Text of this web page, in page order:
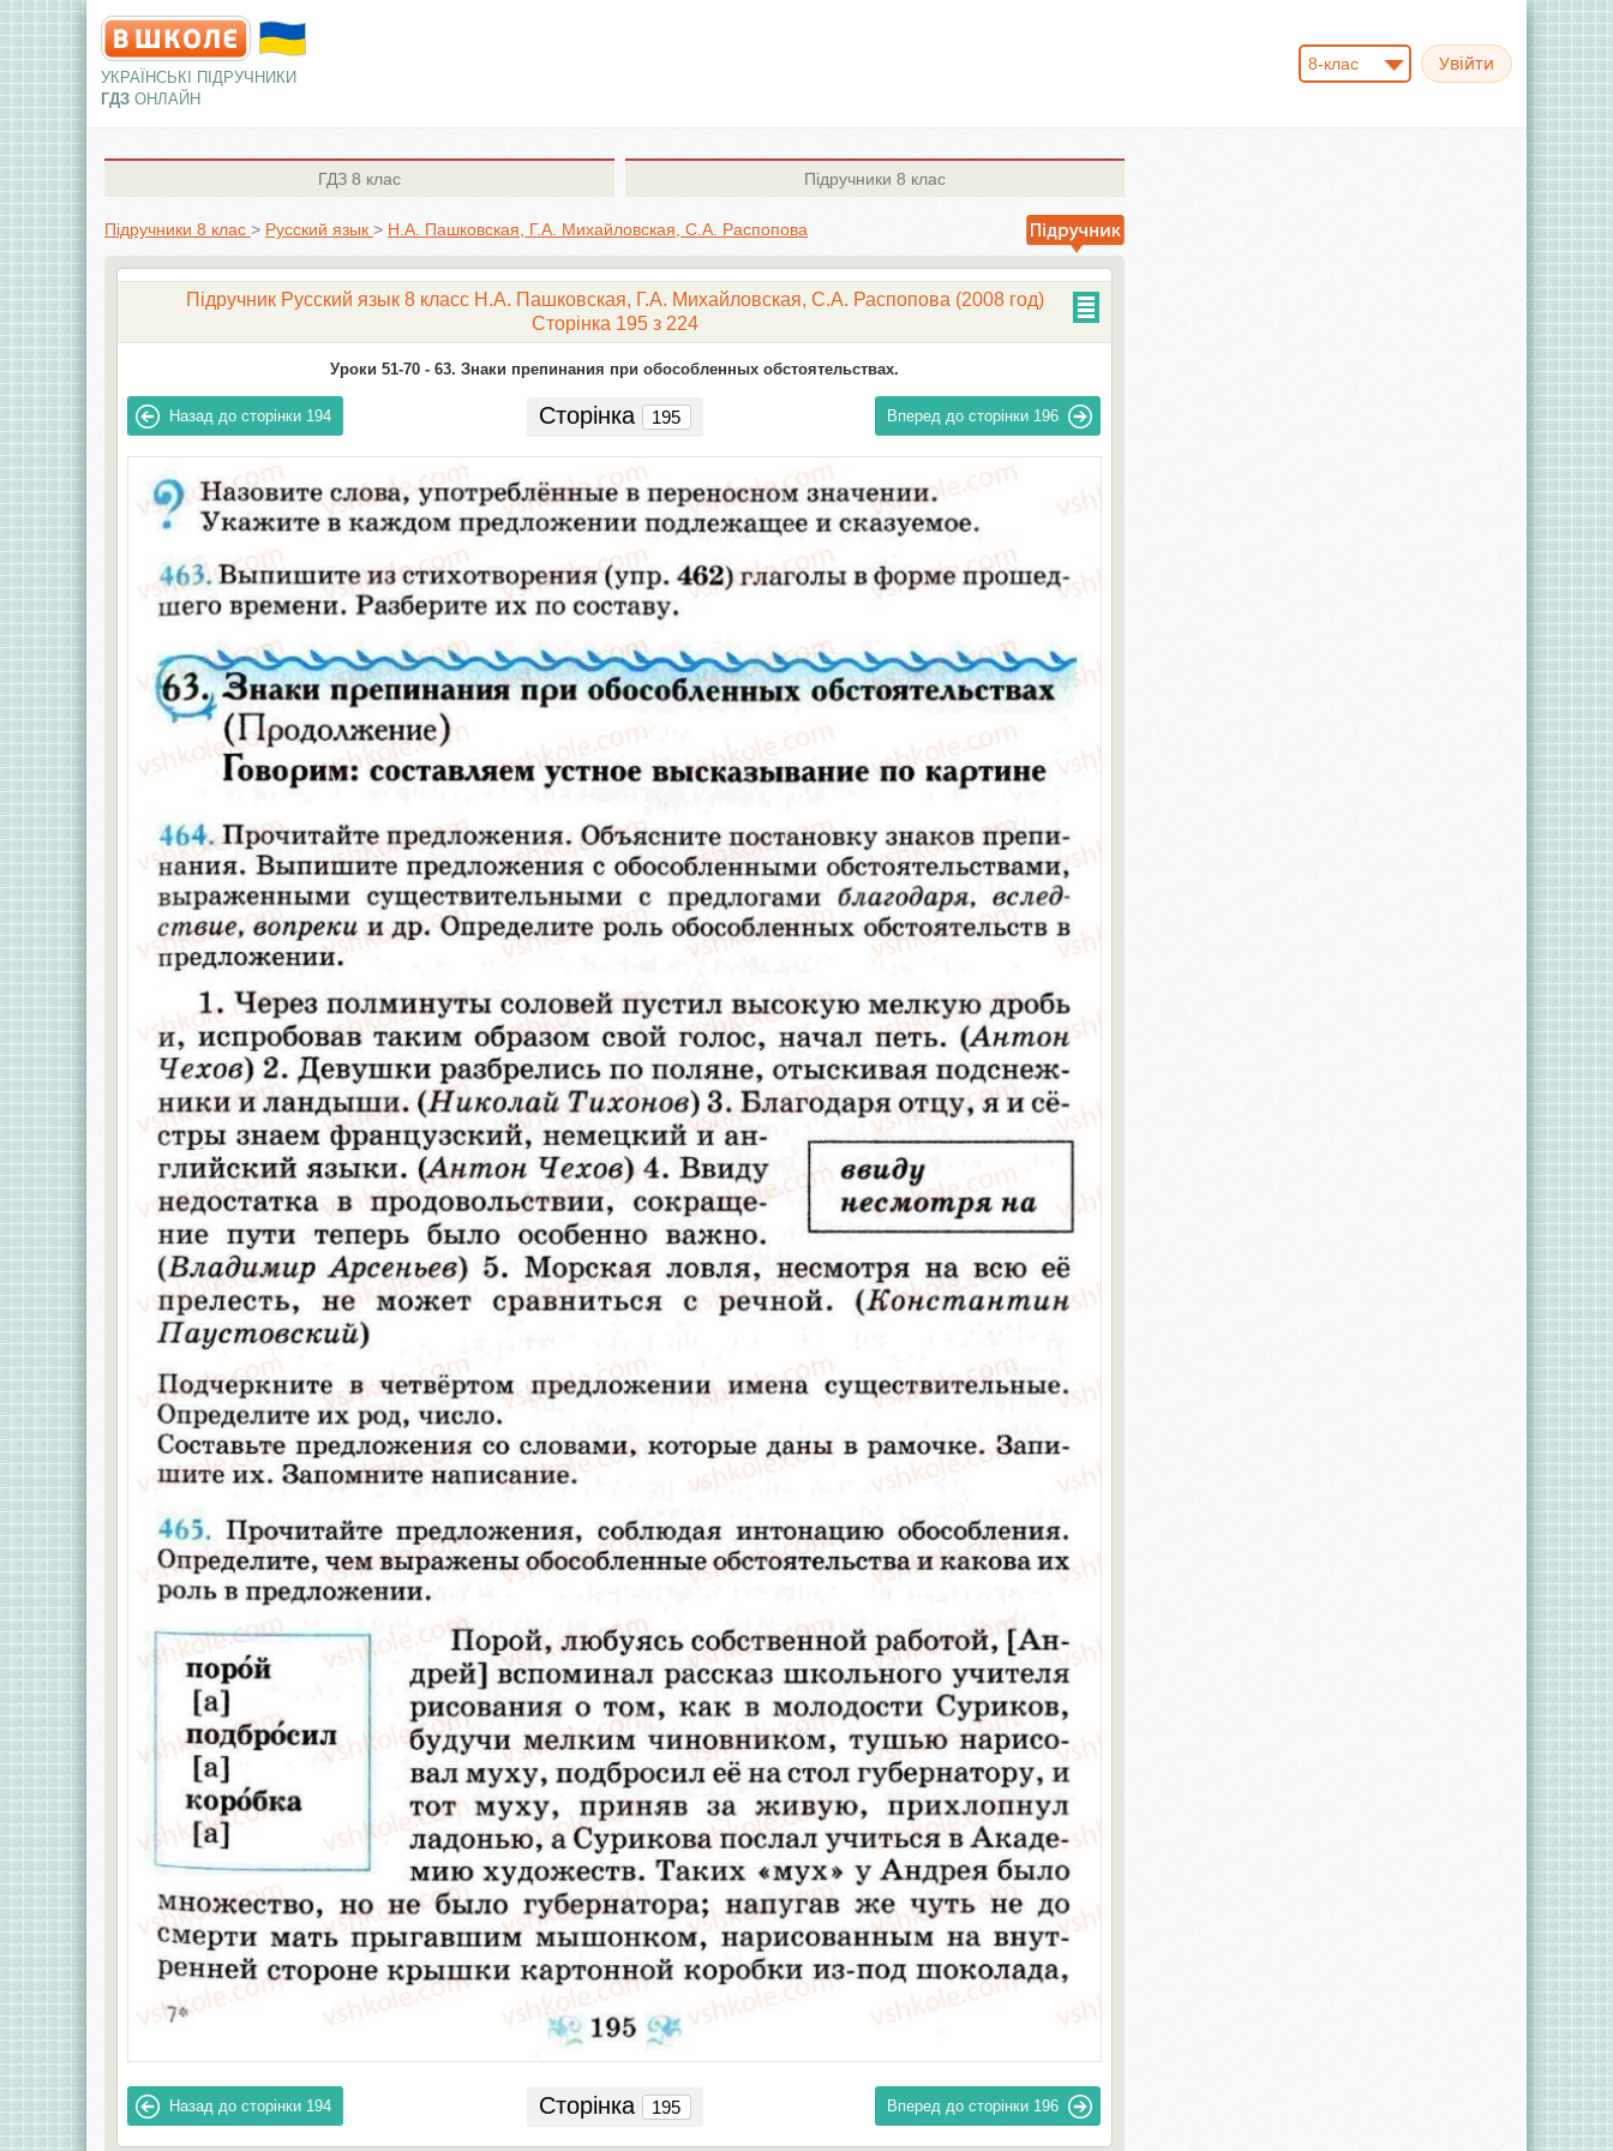
УКРАЇНСЬКІ ПІДРУЧНИКИ
ГДЗ ОНЛАЙН
8-клас
ГДЗ 8 клас Підручники 8 клас
Підручники 8 клас > Русский язык > Н.А. Пашковская, Г.А. Михайловская, С.А. Распопова
Підручник Русский язык 8 класc Н.А. Пашковская, Г.А. Михайловская, С.А. Распопова (2008 год)
Сторінка 195 з 224
Уроки 51-70 - 63. Знаки препинания при обособленных обстоятельствах.
Назад до сторінки 194 Сторінка Вперед до сторінки 196
Назад до сторінки 194 Сторінка Вперед до сторінки 196